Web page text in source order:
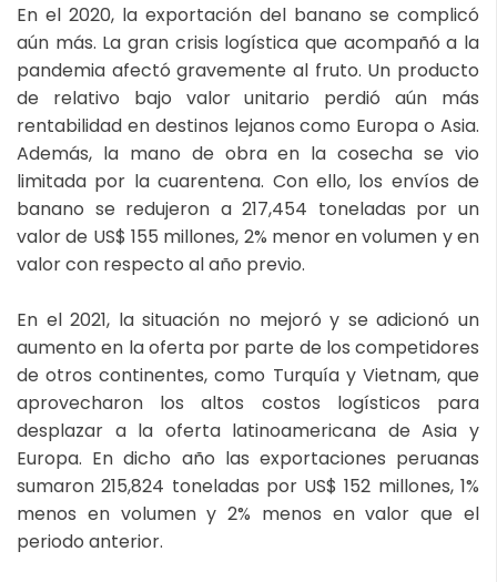
En el 2020, la exportación del banano se complicó
aún más. La gran crisis logística que acompañó a la
pandemia afectó gravemente al fruto. Un producto
de relativo bajo valor unitario perdió aún más
rentabilidad en destinos lejanos como Europa o Asia.
Además, la mano de obra en la cosecha se vio
limitada por la cuarentena. Con ello, los envíos de
banano se redujeron a 217,454 toneladas por un
valor de US$ 155 millones, 2% menor en volumen y en
valor con respecto al año previo.
En el 2021, la situación no mejoró y se adicionó un
aumento en la oferta por parte de los competidores
de otros continentes, como Turquía y Vietnam, que
aprovecharon los altos costos logísticos para
desplazar a la oferta latinoamericana de Asia y
Europa. En dicho año las exportaciones peruanas
sumaron 215,824 toneladas por US$ 152 millones, 1%
menos en volumen y 2% menos en valor que el
periodo anterior.